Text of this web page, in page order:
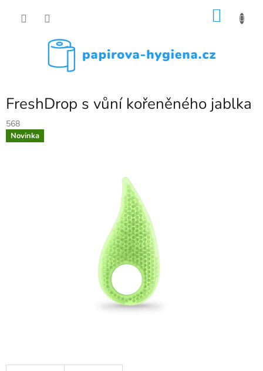
FreshDrop s vůní kořeněného jablka
568
Novinka